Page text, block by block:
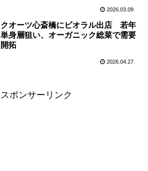
2026.03.09
クオーツ心斎橋にビオラル出店 若年
単身層狙い、オーガニック総菜で需要
開拓
2026.04.27
スポンサーリンク